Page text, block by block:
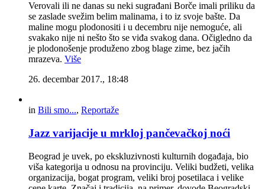
Verovali ili ne danas su neki sugrađani Borče imali priliku da
se zaslade svežim belim malinama, i to iz svoje bašte. Da
maline mogu plodonositi i u decembru nije nemoguće, ali
svakako nije ni nešto što se viđa svakog dana. Očigledno da
je plodonošenje produženo zbog blage zime, bez jačih
mrazeva. Više
26. decembar 2017., 18:48
in Bili smo..., Reportaže
Jazz varijacije u mrkloj pančevačkoj noći
Beograd je uvek, po ekskluzivnosti kulturnih događaja, bio
viša kategorija u odnosu na provinciju. Veliki budžeti, velika
organizacija, bogat program, veliki broj posetilaca i velike